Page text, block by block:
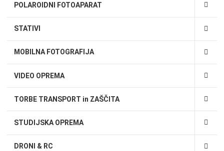
POLAROIDNI FOTOAPARAT
STATIVI
MOBILNA FOTOGRAFIJA
VIDEO OPREMA
TORBE TRANSPORT in ZAŠČITA
STUDIJSKA OPREMA
DRONI & RC